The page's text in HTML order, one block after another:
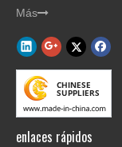
Más
enlaces rápidos